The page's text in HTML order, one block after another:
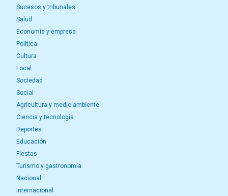
Sucesos y tribunales
Salud
Economía y empresa
Política
Cultura
Local
Sociedad
Social
Agricultura y medio ambiente
Ciencia y tecnología
Deportes
Educación
Fiestas
Turismo y gastronomía
Nacional
Internacional